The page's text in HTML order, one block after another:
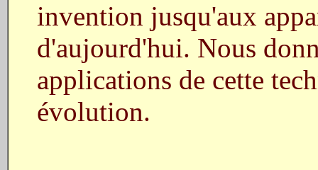
invention jusqu'aux
d'aujourd'hui. Nous
applications de cette
évolution.